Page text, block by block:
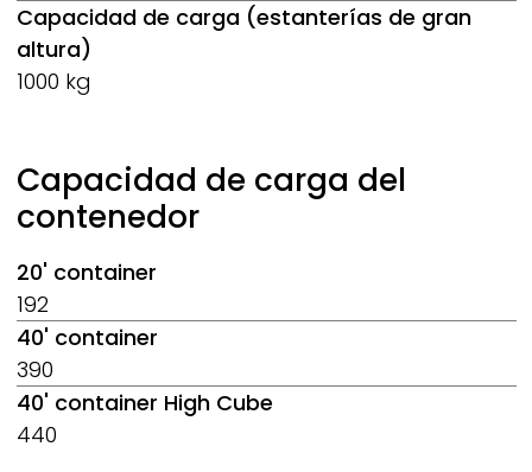
Capacidad de carga (estanterías de gran
altura)
1000 kg
Capacidad de carga del
contenedor
20' container
192
40' container
390
40' container High Cube
440